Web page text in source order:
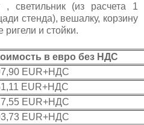
, светильник (из расчета 1
стенда), вешалку, корзину
ригели и стойки.
в евро без НДС
EUR+НДС
EUR+НДС
EUR+НДС
EUR+НДС